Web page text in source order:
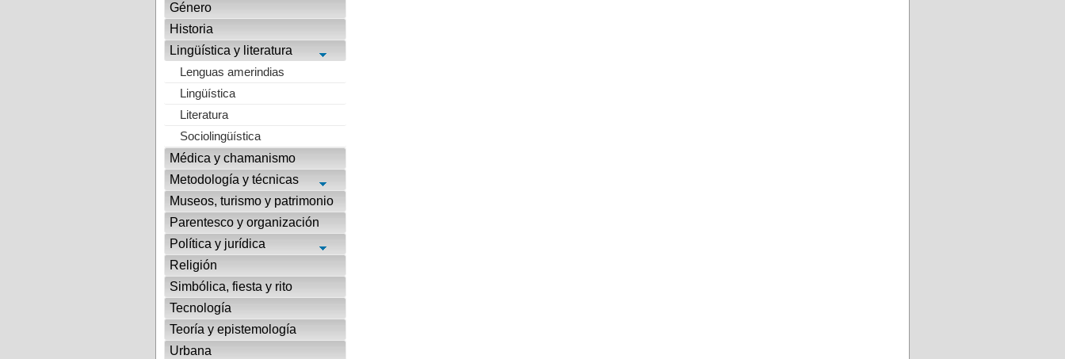
Género
Historia
Lingüística y literatura
Lenguas amerindias
Lingüística
Literatura
Sociolingüística
Médica y chamanismo
Metodología y técnicas
Museos, turismo y patrimonio
Parentesco y organización
Política y jurídica
Religión
Simbólica, fiesta y rito
Tecnología
Teoría y epistemología
Urbana